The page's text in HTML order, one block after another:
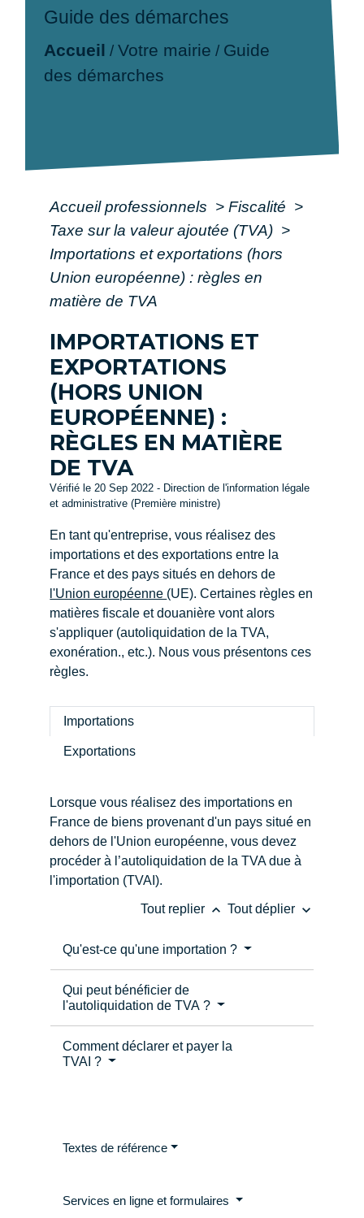
Guide des démarches
Accueil / Votre mairie / Guide
des démarches
Accueil professionnels > Fiscalité >
Taxe sur la valeur ajoutée (TVA) >
Importations et exportations (hors
Union européenne) : règles en
matière de TVA
IMPORTATIONS ET
EXPORTATIONS
(HORS UNION
EUROPÉENNE) :
RÈGLES EN MATIÈRE
DE TVA
Vérifié le 20 Sep 2022 - Direction de l'information légale
et administrative (Première ministre)
En tant qu'entreprise, vous réalisez des
importations et des exportations entre la
France et des pays situés en dehors de
l'Union européenne (UE). Certaines règles en
matières fiscale et douanière vont alors
s'appliquer (autoliquidation de la TVA,
exonération., etc.). Nous vous présentons ces
règles.
Importations
Exportations
Lorsque vous réalisez des importations en
France de biens provenant d'un pays situé en
dehors de l'Union européenne, vous devez
procéder à l’autoliquidation de la TVA due à
l'importation (TVAI).
Tout replier keyboard_arrow_up Tout déplier keyboard_arrow_down
Qu'est-ce qu'une importation ?
Qui peut bénéficier de
l'autoliquidation de TVA ?
Comment déclarer et payer la
TVAI ?
Textes de référence
Services en ligne et formulaires